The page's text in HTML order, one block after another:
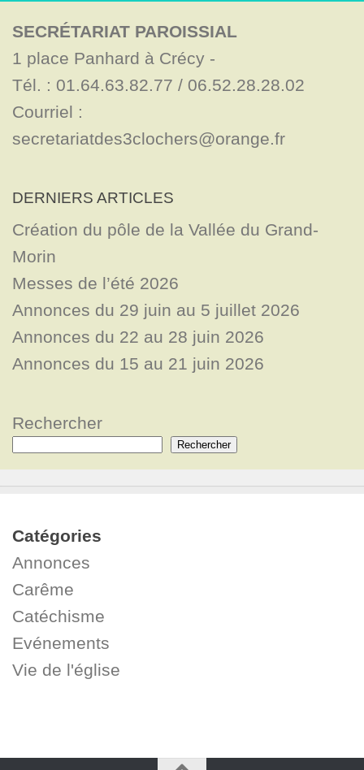
SECRÉTARIAT PAROISSIAL
1 place Panhard à Crécy -
Tél. : 01.64.63.82.77 / 06.52.28.28.02
Courriel :
secretariatdes3clochers@orange.fr
DERNIERS ARTICLES
Création du pôle de la Vallée du Grand-
Morin
Messes de l’été 2026
Annonces du 29 juin au 5 juillet 2026
Annonces du 22 au 28 juin 2026
Annonces du 15 au 21 juin 2026
Rechercher
Rechercher
Catégories
Annonces
Carême
Catéchisme
Evénements
Vie de l'église